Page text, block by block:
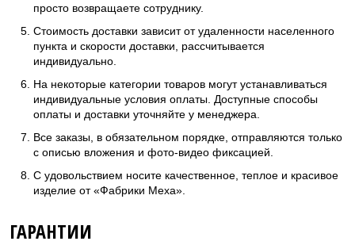
просто возвращаете сотруднику.
Стоимость доставки зависит от удаленности населенного
пункта и скорости доставки, рассчитывается
индивидуально.
На некоторые категории товаров могут устанавливаться
индивидуальные условия оплаты. Доступные способы
оплаты и доставки уточняйте у менеджера.
Все заказы, в обязательном порядке, отправляются только
с описью вложения и фото-видео фиксацией.
С удовольствием носите качественное, теплое и красивое
изделие от «Фабрики Меха».
ГАРАНТИИ